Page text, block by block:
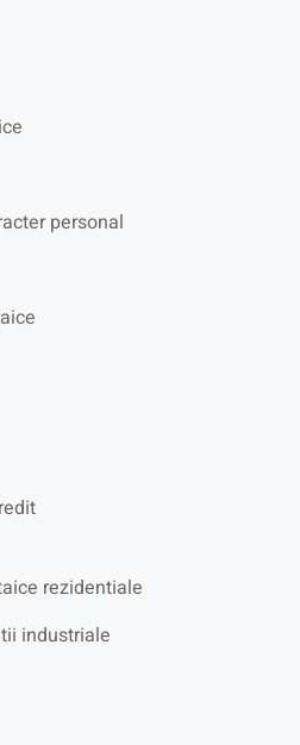
personal
rezidentiale
industriale